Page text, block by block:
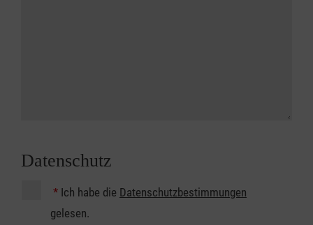
Datenschutz
* Ich habe die Datenschutzbestimmungen
gelesen.